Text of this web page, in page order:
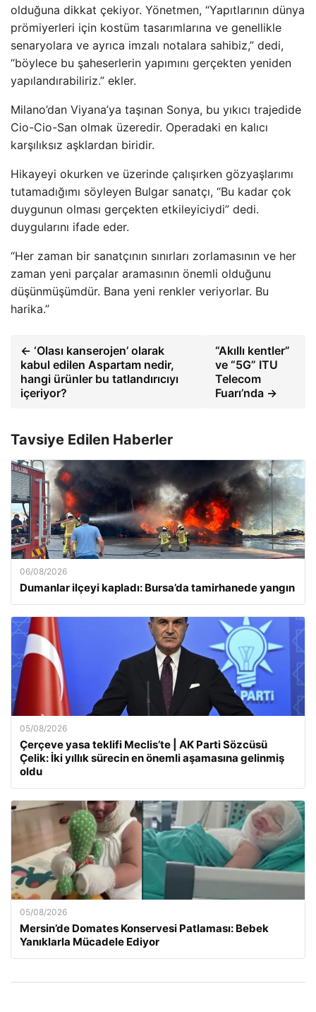
olduğuna dikkat çekiyor. Yönetmen, “Yapıtlarının dünya
prömiyerleri için kostüm tasarımlarına ve genellikle
senaryolara ve ayrıca imzalı notalara sahibiz,” dedi,
“böylece bu şaheserlerin yapımını gerçekten yeniden
yapılandırabiliriz.” ekler.
Milano’dan Viyana’ya taşınan Sonya, bu yıkıcı trajedide
Cio-Cio-San olmak üzeredir. Operadaki en kalıcı
karşılıksız aşklardan biridir.
Hikayeyi okurken ve üzerinde çalışırken gözyaşlarımı
tutamadığımı söyleyen Bulgar sanatçı, “Bu kadar çok
duygunun olması gerçekten etkileyiciydi” dedi.
duygularını ifade eder.
“Her zaman bir sanatçının sınırları zorlamasının ve her
zaman yeni parçalar aramasının önemli olduğunu
düşünmüşümdür. Bana yeni renkler veriyorlar. Bu
harika.”
← ‘Olası kanserojen’ olarak
kabul edilen Aspartam nedir,
hangi ürünler bu tatlandırıcıyı
içeriyor?
“Akıllı kentler”
ve “5G” ITU
Telecom
Fuarı’nda →
Tavsiye Edilen Haberler
06/08/2026
Dumanlar ilçeyi kapladı: Bursa’da tamirhanede yangın
05/08/2026
Çerçeve yasa teklifi Meclis’te | AK Parti Sözcüsü
Çelik: İki yıllık sürecin en önemli aşamasına gelinmiş
oldu
05/08/2026
Mersin’de Domates Konservesi Patlaması: Bebek
Yanıklarla Mücadele Ediyor